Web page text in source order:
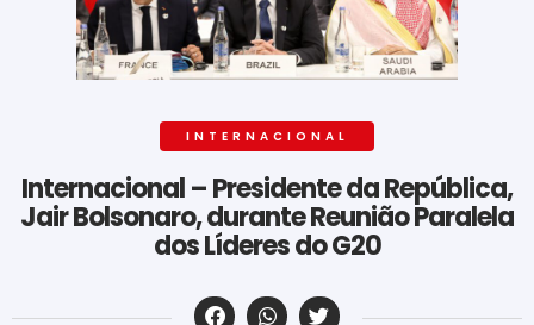
INTERNACIONAL
Internacional – Presidente da República,
Jair Bolsonaro, durante Reunião Paralela
dos Líderes do G20
‎ ‎ ‎ ‎ ‎ ‎ ‎ ‎ ‎ ‎ ‎ ‎ ‎ ‎ ‎ ‎ ‎ ‎ ‎ ‎ ‎ ‎ ‎ ‎ ‎ ‎ ‎ ‎ ‎ ‎ ‎